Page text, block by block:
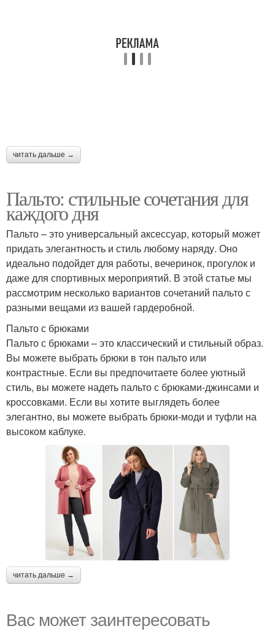
читать дальше →
Пальто: стильные сочетания для
каждого дня
Пальто – это универсальный аксессуар, который может
придать элегантность и стиль любому наряду. Оно
идеально подойдет для работы, вечеринок, прогулок и
даже для спортивных мероприятий. В этой статье мы
рассмотрим несколько вариантов сочетаний пальто с
разными вещами из вашей гардеробной.
Пальто с брюками
Пальто с брюками – это классический и стильный образ.
Вы можете выбрать брюки в тон пальто или
контрастные. Если вы предпочитаете более уютный
стиль, вы можете надеть пальто с брюками-джинсами и
кроссовками. Если вы хотите выглядеть более
элегантно, вы можете выбрать брюки-моди и туфли на
высоком каблуке.
читать дальше →
Вас может заинтересовать